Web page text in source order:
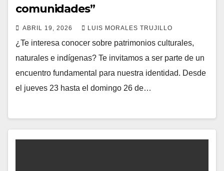
comunidades”
ABRIL 19, 2026 LUIS MORALES TRUJILLO
¿Te interesa conocer sobre patrimonios culturales,
naturales e indígenas? Te invitamos a ser parte de un
encuentro fundamental para nuestra identidad. Desde
el jueves 23 hasta el domingo 26 de…